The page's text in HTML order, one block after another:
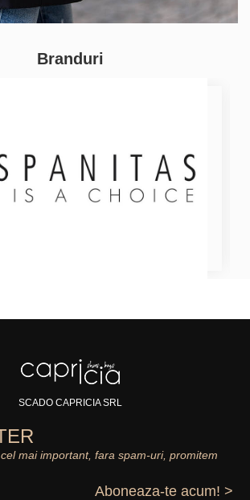
Branduri
SCADO CAPRICIA SRL
mai important, fara spam-uri, promitem
Aboneaza-te acum! >